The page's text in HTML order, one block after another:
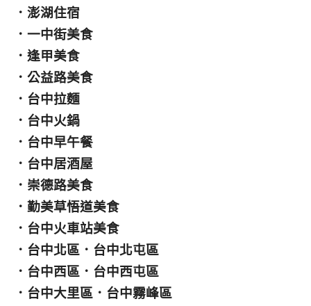
． 澎湖住宿
． 一中街美食
． 逢甲美食
． 公益路美食
． 台中拉麵
． 台中火鍋
． 台中早午餐
． 台中居酒屋
． 崇德路美食
． 勤美草悟道美食
． 台中火車站美食
． 台中北區 ． 台中北屯區
． 台中西區 ． 台中西屯區
． 台中大里區 ． 台中霧峰區